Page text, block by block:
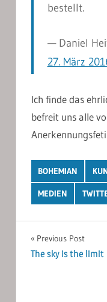
bestellt.
— Daniel
27. März
Ich finde das
befreit uns alle
BOHEMIAN
MEDIEN
Post
navigation
Previous Post
The sky is the limit